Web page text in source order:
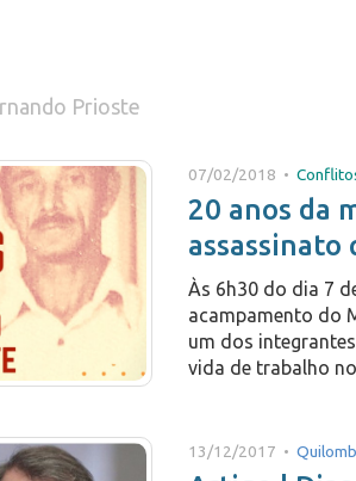
Prioste
07/02/2018 •
20 anos da
assassinato
Às 6h30 do dia 7
acampamento do
um dos
vida de trabalho
13/12/2017 •